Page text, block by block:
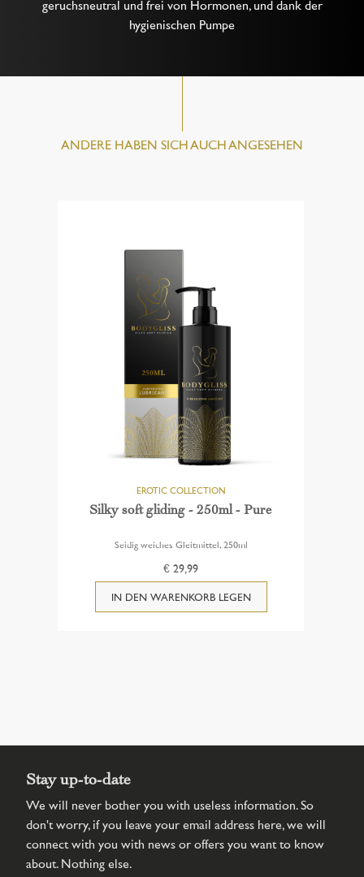
geruchsneutral und frei von Hormonen, und dank der
hygienischen Pumpe
ANDERE HABEN SICH AUCH ANGESEHEN
Silky soft gliding - 250ml - Pure
Seidig weiches Gleitmittel, 250ml
€ 29,99
Stay up-to-date
We will never bother you with useless information. So
don't worry, if you leave your email address here, we will
connect with you with news or offers you want to know
about. Nothing else.